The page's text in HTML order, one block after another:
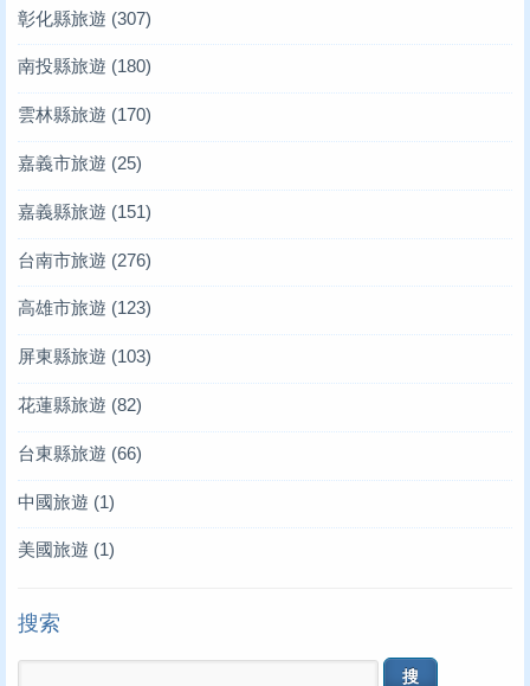
彰化縣旅遊 (307)
南投縣旅遊 (180)
雲林縣旅遊 (170)
嘉義市旅遊 (25)
嘉義縣旅遊 (151)
台南市旅遊 (276)
高雄市旅遊 (123)
屏東縣旅遊 (103)
花蓮縣旅遊 (82)
台東縣旅遊 (66)
中國旅遊 (1)
美國旅遊 (1)
搜索